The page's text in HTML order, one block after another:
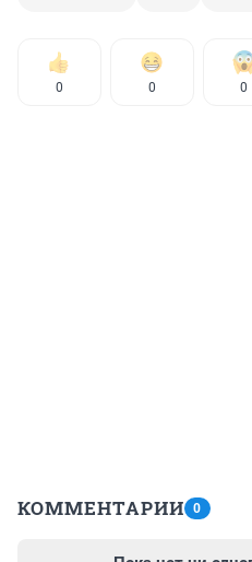
0 0 0
КОММЕНТАРИИ 0